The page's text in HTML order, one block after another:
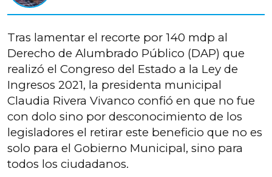
Tras lamentar el recorte por 140 mdp al
Derecho de Alumbrado Público (DAP) que
realizó el Congreso del Estado a la Ley de
Ingresos 2021, la presidenta municipal
Claudia Rivera Vivanco confió en que no fue
con dolo sino por desconocimiento de los
legisladores el retirar este beneficio que no es
solo para el Gobierno Municipal, sino para
todos los ciudadanos.